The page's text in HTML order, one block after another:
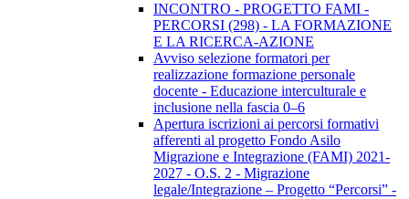
INCONTRO - PROGETTO FAMI -
PERCORSI (298) - LA FORMAZIONE
E LA RICERCA-AZIONE
Avviso selezione formatori per
realizzazione formazione personale
docente - Educazione interculturale e
inclusione nella fascia 0–6
Apertura iscrizioni ai percorsi formativi
afferenti al progetto Fondo Asilo
Migrazione e Integrazione (FAMI) 2021-
2027 - O.S. 2 - Migrazione
legale/Integrazione – Progetto “Percorsi” -